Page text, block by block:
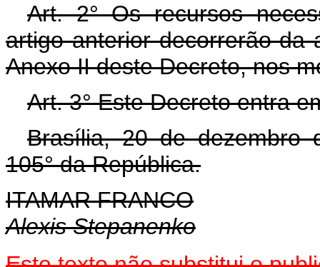
Art. 2° Os recursos
artigo anterior decorrerão da
Anexo II deste Decreto, nos
Art. 3° Este Decreto entra
Brasília, 20 de dezembro
105° da República.
ITAMAR FRANCO
Alexis Stepanenko